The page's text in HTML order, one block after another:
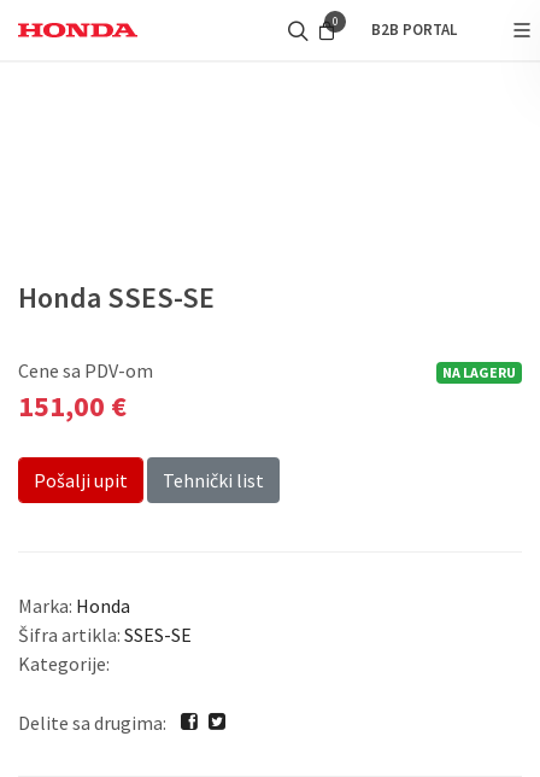
0 B2B PORTAL
Honda SSES-SE
NA LAGERU
Cene sa PDV-om
151,00 €
Pošalji upit Tehnički list
Marka: Honda
Šifra artikla: SSES-SE
Kategorije:
Delite sa drugima: